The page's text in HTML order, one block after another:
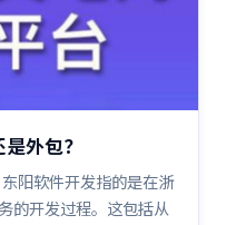
外包？
阳软件开发指的是在浙
的开发过程。这包括从